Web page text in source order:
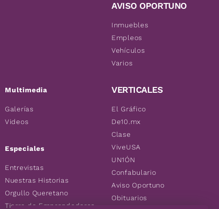
Multimedia
Galerías
Videos
Especiales
Entrevistas
Nuestras Historias
Orgullo Queretano
Tierra de Emprendedores
AVISO OPORTUNO
Inmuebles
Empleos
Vehículos
Varios
VERTICALES
El Gráfico
De10.mx
Clase
ViveUSA
UN1ÓN
Confabulario
Aviso Oportuno
Obituarios